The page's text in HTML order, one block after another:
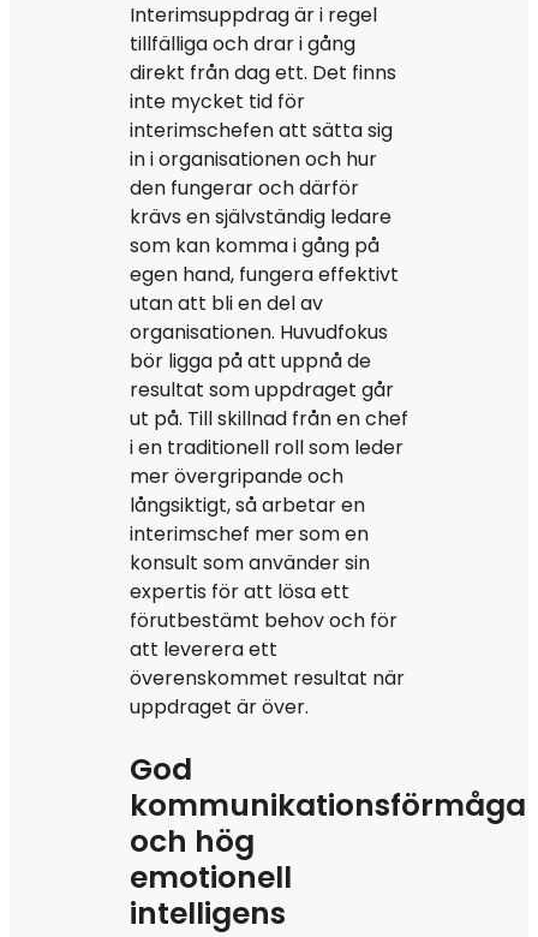
Interimsuppdrag är i regel
tillfälliga och drar i gång
direkt från dag ett. Det finns
inte mycket tid för
interimschefen att sätta sig
in i organisationen och hur
den fungerar och därför
krävs en självständig ledare
som kan komma i gång på
egen hand, fungera effektivt
utan att bli en del av
organisationen. Huvudfokus
bör ligga på att uppnå de
resultat som uppdraget går
ut på. Till skillnad från en chef
i en traditionell roll som leder
mer övergripande och
långsiktigt, så arbetar en
interimschef mer som en
konsult som använder sin
expertis för att lösa ett
förutbestämt behov och för
att leverera ett
överenskommet resultat när
uppdraget är över.
God
kommunikationsförmåga
och hög
emotionell
intelligens